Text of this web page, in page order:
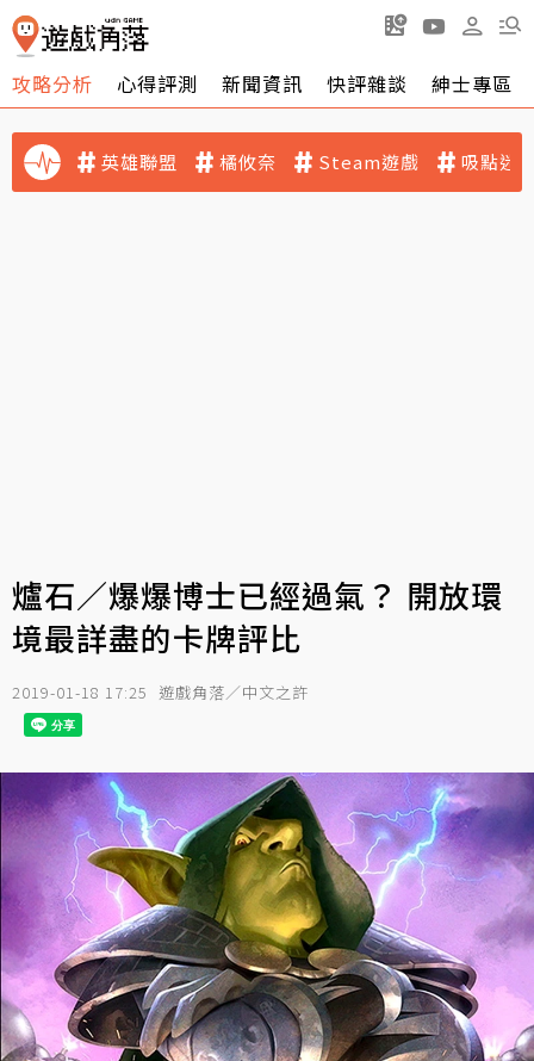
攻略分析 心得評測 新聞資訊 快評雜談 紳士專區
英雄聯盟 橘攸奈 Steam遊戲 吸點迷
爐石／爆爆博士已經過氣？ 開放環
境最詳盡的卡牌評比
2019-01-18 17:25 遊戲角落／中文之許